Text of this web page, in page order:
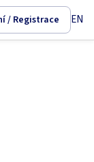
/ Registrace EN